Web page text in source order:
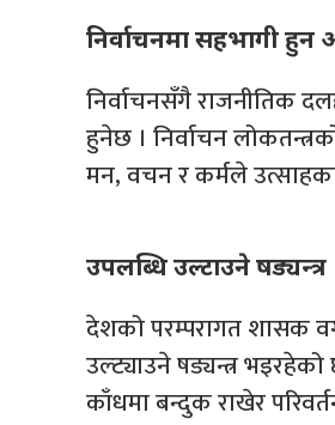
निर्वाचनमा सहभागी हुन
निर्वाचनसँगै राजनीतिक
हुनेछ । निर्वाचन
मन, वचन र कर्मले
उपलब्धि उल्टाउने षड्यन्त्र
देशको परम्परागत शासक
उल्ट्याउने षड्यन्त्र
काँधमा बन्दुक राखेर